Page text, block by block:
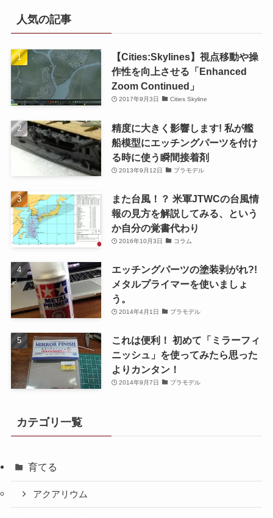
人気の記事
【Cities:Skylines】視点移動や操
作性を向上させる「Enhanced
Zoom Continued」
2017年9月3日 Cities Skyline
精度に大きく影響します! 私が艦
船模型にエッチングパーツを付け
る時に使う瞬間接着剤
2013年9月12日 プラモデル
また台風！？ 米軍JTWCの台風情
報の見方を解説してみる、という
か自分の覚書代わり
2016年10月3日 コラム
エッチングパーツの塗装剥がれ?!
メタルプライマーを使いましょ
う。
2014年4月1日 プラモデル
これは便利！ 初めて「ミラーフィ
ニッシュ」を使ってみたら思った
よりカンタン！
2014年9月7日 プラモデル
カテゴリ一覧
育てる
アクアリウム